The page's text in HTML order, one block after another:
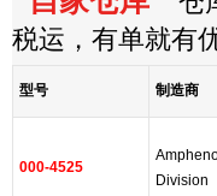
税运，有单就有
型号 制造商
000-4525
Division